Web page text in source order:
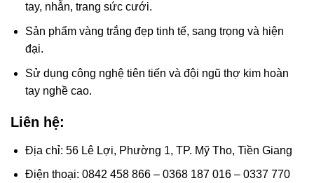
tay, nhẫn, trang sức cưới.
Sản phẩm vàng trắng đẹp tinh tế, sang trọng và hiện
đại.
Sử dụng công nghệ tiên tiến và đội ngũ thợ kim hoàn
tay nghề cao.
Liên hệ:
Địa chỉ: 56 Lê Lợi, Phường 1, TP. Mỹ Tho, Tiền Giang
Điện thoại: 0842 458 866 – 0368 187 016 – 0337 770